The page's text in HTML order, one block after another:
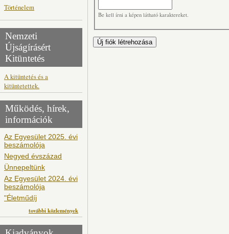
Történelem
Nemzeti
Újságírásért
Kitüntetés
A kitüntetés és a
kitüntetettek.
Működés, hírek,
információk
Az Egyesület 2025. évi
beszámolója
Negyed évszázad
Ünnepeltünk
Az Egyesület 2024. évi
beszámolója
"Életműdíj
további közlemények
Be kell írni a képen látható karaktereket.